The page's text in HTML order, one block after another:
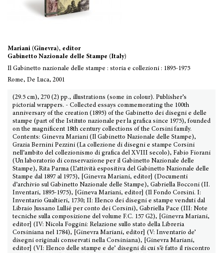
Mariani (Ginevra), editor
Gabinetto Nazionale delle Stampe (Italy)
Il Gabinetto nazionale delle stampe : storia e collezioni : 1895-1975
Rome, De Luca, 2001
(29.5 cm), 270 (2) pp., illustrations (some in colour). Publisher’s
pictorial wrappers. - Collected essays commemorating the 100th
anniversary of the creation (1895) of the Gabinetto dei disegni e delle
stampe (part of the Istituto nazionale per la grafica since 1975), founded
on the magnificent 18th century collections of the Corsini family.
Contents: Ginevra Mariani (Il Gabinetto Nazionale delle Stampe),
Grazia Bernini Pezzini (La collezione di disegni e stampe Corsini
nell’ambito del collezionismo di grafica del XVIII secolo), Fabio Fiorani
(Un laboratorio di conservazione per il Gabinetto Nazionale delle
Stampe), Rita Parma (L’attività espositiva del Gabinetto Nazionale delle
Stampe dal 1897 al 1975), [Ginevra Mariani, editor] (Documenti
d’archivio sul Gabinetto Nazionale delle Stampe), Gabriella Bocconi (II.
Inventari, 1895-1975), [Gineva Mariani, editor] (Il Fondo Corsini. I:
Inventario Gualtieri, 1730; II: Elenco dei disegni e stampe venduti dal
Libraio Jussano Lullié per conto dei Corsini), Gabriella Pace (III: Note
tecniche sulla composizione del volume F.C. 157 G2), [Ginevra Mariani,
editor] (IV: Nicola Foggini: Relazione sullo stato della Libreria
Corsiniana nel 1784), [Ginevra Mariani, editor] (V: Inventario de’
disegni originali conservati nella Corsiniana), [Ginevra Mariani,
editor] (VI: Elenco delle stampe e de’ disegni di cui s’è fatto il riscontro